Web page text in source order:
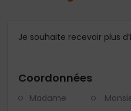
Je souhaite recevoir plus
Coordonnées
Madame